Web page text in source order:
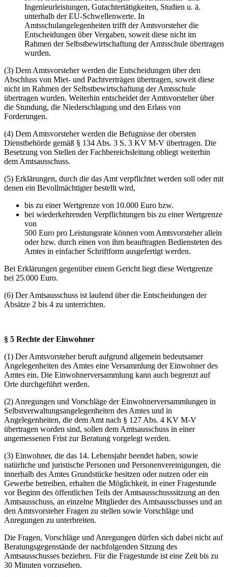
Ingenieurleistungen, Gutachtertätigkeiten, Studien u. ä.
unterhalb der EU-Schwellenwerte. In
Amtsschulangelegenheiten trifft der Amtsvorsteher die
Entscheidungen über Vergaben, soweit diese nicht im
Rahmen der Selbstbewirtschaftung der Amtsschule übertragen
wurden.
(3) Dem Amtsvorsteher werden die Entscheidungen über den
Abschluss von Miet- und Pachtverträgen übertragen, soweit diese
nicht im Rahmen der Selbstbewirtschaftung der Amtsschule
übertragen wurden. Weiterhin entscheidet der Amtsvorsteher über
die Stundung, die Niederschlagung und den Erlass von
Forderungen.
(4) Dem Amtsvorsteher werden die Befugnisse der obersten
Dienstbehörde gemäß § 134 Abs. 3 S. 3 KV M-V übertragen. Die
Besetzung von Stellen der Fachbereichsleitung obliegt weiterhin
dem Amtsausschuss.
(5) Erklärungen, durch die das Amt verpflichtet werden soll oder mit
denen ein Bevollmächtigter bestellt wird,
bis zu einer Wertgrenze von 10.000 Euro bzw.
bei wiederkehrenden Verpflichtungen bis zu einer Wertgrenze
von
500 Euro pro Leistungsrate können vom Amtsvorsteher allein
oder bzw. durch einen von ihm beauftragten Bediensteten des
Amtes in einfacher Schriftform ausgefertigt werden.
Bei Erklärungen gegenüber einem Gericht liegt diese Wertgrenze
bei 25.000 Euro.
(6) Der Amtsausschuss ist laufend über die Entscheidungen der
Absätze 2 bis 4 zu unterrichten.
§ 5 Rechte der Einwohner
(1) Der Amtsvorsteher beruft aufgrund allgemein bedeutsamer
Angelegenheiten des Amtes eine Versammlung der Einwohner des
Amtes ein. Die Einwohnerversammlung kann auch begrenzt auf
Orte durchgeführt werden.
(2) Anregungen und Vorschläge der Einwohnerversammlungen in
Selbstverwaltungsangelegenheiten des Amtes und in
Angelegenheiten, die dem Amt nach § 127 Abs. 4 KV M-V
übertragen worden sind, sollen dem Amtsausschuss in einer
angemessenen Frist zur Beratung vorgelegt werden.
(3) Einwohner, die das 14. Lebensjahr beendet haben, sowie
natürliche und juristische Personen und Personenvereinigungen, die
innerhalb des Amtes Grundstücke besitzen oder nutzen oder ein
Gewerbe betreiben, erhalten die Möglichkeit, in einer Fragestunde
vor Beginn des öffentlichen Teils der Amtsausschusssitzung an den
Amtsausschuss, an einzelne Mitglieder des Amtsausschusses und an
den Amtsvorsteher Fragen zu stellen sowie Vorschläge und
Anregungen zu unterbreiten.
Die Fragen, Vorschläge und Anregungen dürfen sich dabei nicht auf
Beratungsgegenstände der nachfolgenden Sitzung des
Amtsausschusses beziehen. Für die Fragestunde ist eine Zeit bis zu
30 Minuten vorzusehen.